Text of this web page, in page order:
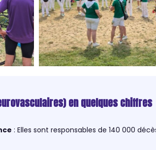
en quelques chiffres
: Elles sont responsables de 140 000